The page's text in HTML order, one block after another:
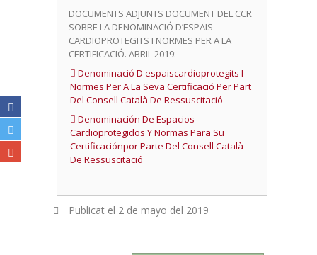
DOCUMENTS ADJUNTS DOCUMENT DEL CCR
SOBRE LA DENOMINACIÓ D’ESPAIS
CARDIOPROTEGITS I NORMES PER A LA
CERTIFICACIÓ. ABRIL 2019:
Denominació D'espaiscardioprotegits I
Normes Per A La Seva Certificació Per Part
Del Consell Català De Ressuscitació
Denominación De Espacios
Cardioprotegidos Y Normas Para Su
Certificaciónpor Parte Del Consell Català
De Ressuscitació
Publicat el 2 de mayo del 2019